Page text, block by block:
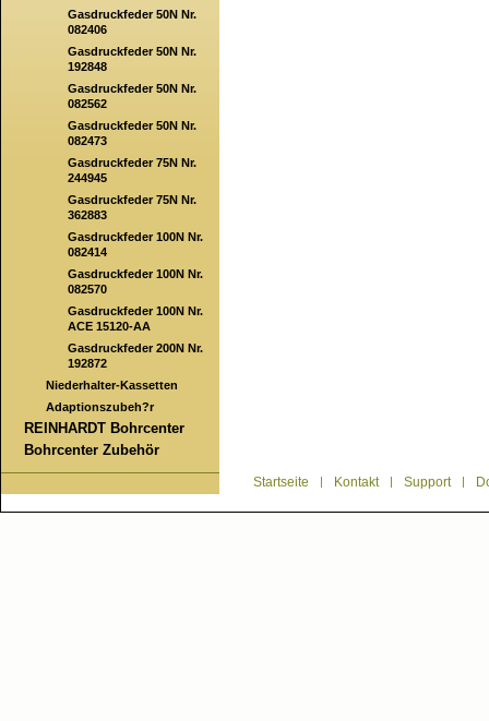
Gasdruckfeder 50N Nr.
082406
Gasdruckfeder 50N Nr.
192848
Gasdruckfeder 50N Nr.
082562
Gasdruckfeder 50N Nr.
082473
Gasdruckfeder 75N Nr.
244945
Gasdruckfeder 75N Nr.
362883
Gasdruckfeder 100N Nr.
082414
Gasdruckfeder 100N Nr.
082570
Gasdruckfeder 100N Nr.
ACE 15120-AA
Gasdruckfeder 200N Nr.
192872
Niederhalter-Kassetten
Adaptionszubeh?r
REINHARDT Bohrcenter
Bohrcenter Zubehör
Startseite | Kontakt | Support |